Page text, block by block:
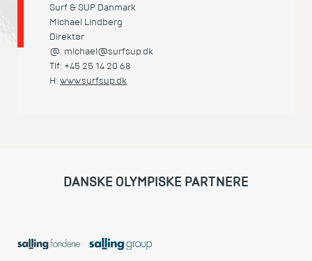
Surf & SUP Danmark
Michael Lindberg
Direktør
@: michael@surfsup.dk
Tlf: +45 25 14 20 68
H: www.surfsup.dk
DANSKE OLYMPISKE PARTNERE